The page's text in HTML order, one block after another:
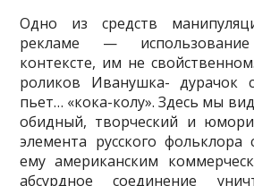
Одно из средств
рекламе —
контексте, им не
роликов Иванушка- дурачок
пьет… «кока-колу». Здесь мы
обидный, творческий и
элемента русского
ему американским
абсурдное со­единение